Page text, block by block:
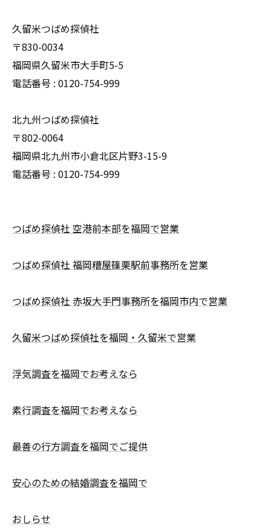
久留米つばめ探偵社
〒830-0034
福岡県久留米市大手町5-5
電話番号 : 0120-754-999
北九州つばめ探偵社
〒802-0064
福岡県北九州市小倉北区片野3-15-9
電話番号 : 0120-754-999
つばめ探偵社 空港前本部を福岡で営業
つばめ探偵社 福岡糟屋篠栗駅前事務所を営業
つばめ探偵社 赤坂大手門事務所を福岡市内で営業
久留米つばめ探偵社を福岡・久留米で営業
浮気調査を福岡でお考えなら
素行調査を福岡でお考えなら
最善の行方調査を福岡でご提供
安心のための結婚調査を福岡で
おしらせ